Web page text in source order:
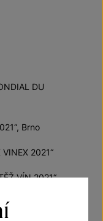
DU
Brno
2021“
VÍN 2021“ –
VÍN ČR“ pro rok